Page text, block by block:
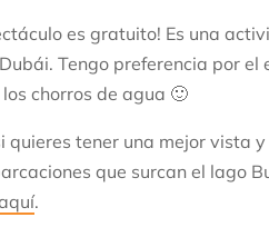
es gratuito! Es una
Tengo preferencia por
chorros de agua 🙂
quieres tener una mejor vista
que surcan el lago
.